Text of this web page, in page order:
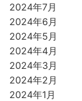
2024年7月
2024年6月
2024年5月
2024年4月
2024年3月
2024年2月
2024年1月